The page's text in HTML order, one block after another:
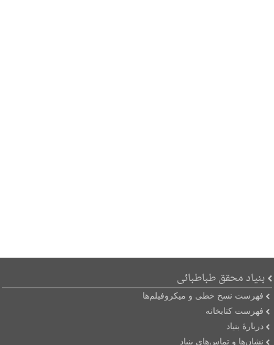
بنیاد محقق طباطبائی
فهرست نسخ خطی و میکروفیلم‌ها
فهرست کتابخانه
دربارۀ بنیاد
نشان‌ها و تماس‌های بنیاد